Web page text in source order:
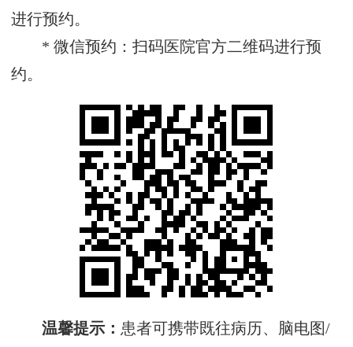
进行预约。
* 微信预约：扫码医院官方二维码进行预
约。
温馨提示‌： 患者可携带既往病历、脑电图/